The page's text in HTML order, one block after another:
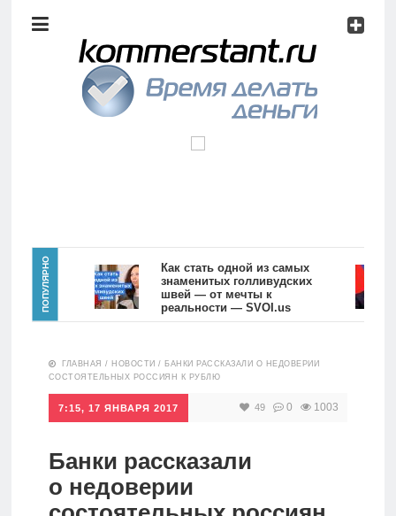
анализ
Видео
Сделано
Главная
Новости
Аналитика
Инвестиции
Дивиденды
ПОПУЛЯРНО
Как стать одной из самых
знаменитых голливудских
швей — от мечты к
реальности — SVOI.us
10557
ГЛАВНАЯ / НОВОСТИ / БАНКИ РАССКАЗАЛИ О НЕДОВЕРИИ
СОСТОЯТЕЛЬНЫХ РОССИЯН К РУБЛЮ
7:15, 17 ЯНВАРЯ 2017 49 0 1003
Банки рассказали
о недоверии